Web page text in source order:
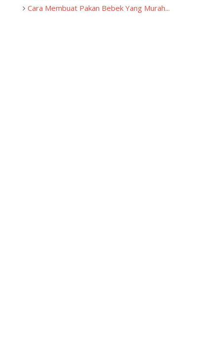
Cara Membuat Pakan Bebek Yang Murah...